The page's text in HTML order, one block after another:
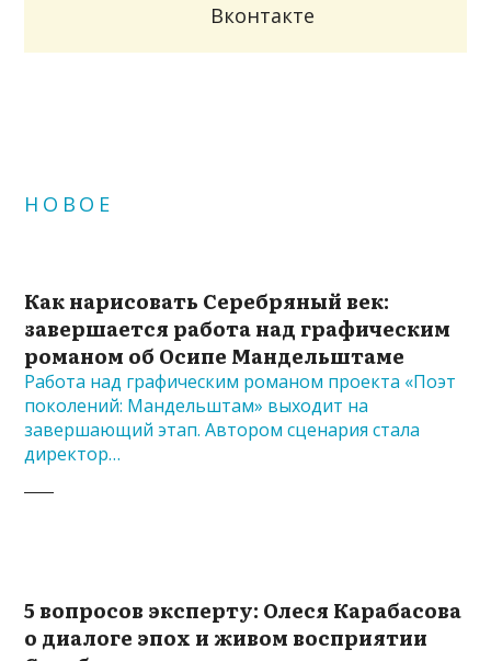
Вконтакте
НОВОЕ
Как нарисовать Серебряный век:
завершается работа над графическим
романом об Осипе Мандельштаме
Работа над графическим романом проекта «Поэт
поколений: Мандельштам» выходит на
завершающий этап. Автором сценария стала
директор…
5 вопросов эксперту: Олеся Карабасова
о диалоге эпох и живом восприятии